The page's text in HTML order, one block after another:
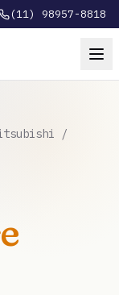
(11) 98957-8818
/